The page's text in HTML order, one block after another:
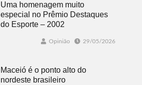
Uma homenagem muito
especial no Prêmio Destaques
do Esporte – 2002
Opinião 29/05/2026
Maceió é o ponto alto do
nordeste brasileiro